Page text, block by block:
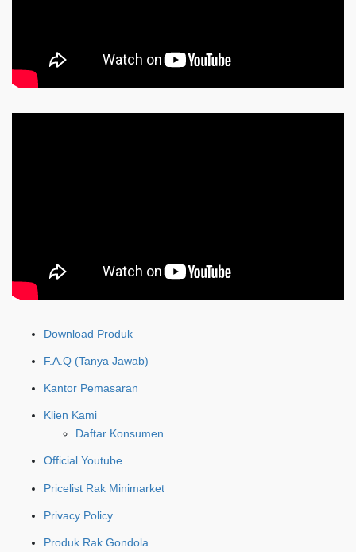
Download Produk
F.A.Q (Tanya Jawab)
Kantor Pemasaran
Klien Kami
Daftar Konsumen
Official Youtube
Pricelist Rak Minimarket
Privacy Policy
Produk Rak Gondola